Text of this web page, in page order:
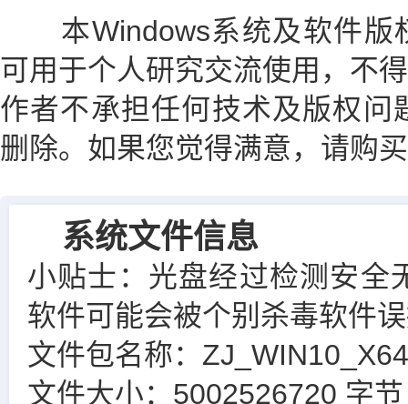
本Windows系统及软件版
可用于个人研究交流使用，不
作者不承担任何技术及版权问
删除。如果您觉得满意，请购
系统文件信息
小贴士：光盘经过检测安全
软件可能会被个别杀毒软件
文件包名称：
文件大小：5002526720 字节